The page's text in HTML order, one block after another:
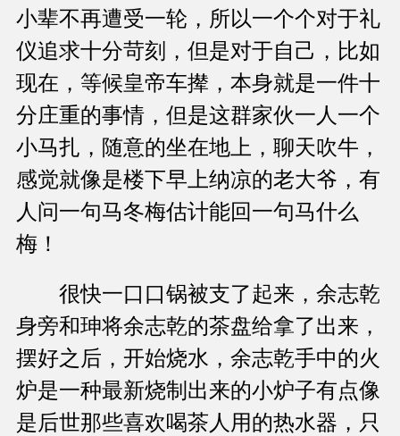
小辈不再遭受一轮，所以一个个对于礼
仪追求十分苛刻，但是对于自己，比如
现在，等候皇帝车撵，本身就是一件十
分庄重的事情，但是这群家伙一人一个
小马扎，随意的坐在地上，聊天吹牛，
感觉就像是楼下早上纳凉的老大爷，有
人问一句马冬梅估计能回一句马什么
梅！
很快一口口锅被支了起来，余志乾
身旁和珅将余志乾的茶盘给拿了出来，
摆好之后，开始烧水，余志乾手中的火
炉是一种最新烧制出来的小炉子有点像
是后世那些喜欢喝茶人用的热水器，只